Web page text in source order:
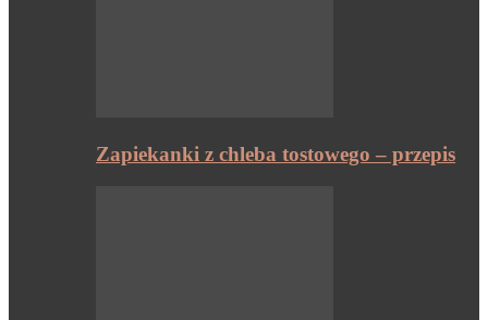
Zapiekanki z chleba tostowego – przepis